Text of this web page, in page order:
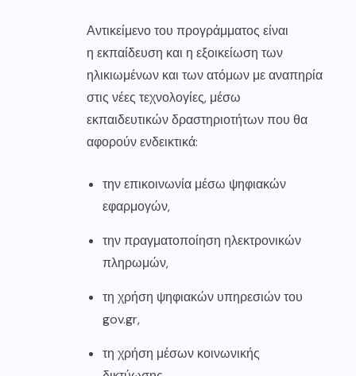
Αντικείμενο του προγράμματος είναι
η εκπαίδευση και η εξοικείωση των
ηλικιωμένων και των ατόμων με αναπηρία
στις νέες τεχνολογίες, μέσω
εκπαιδευτικών δραστηριοτήτων που θα
αφορούν ενδεικτικά:
την επικοινωνία μέσω ψηφιακών
εφαρμογών,
την πραγματοποίηση ηλεκτρονικών
πληρωμών,
τη χρήση ψηφιακών υπηρεσιών του
gov.gr,
τη χρήση μέσων κοινωνικής